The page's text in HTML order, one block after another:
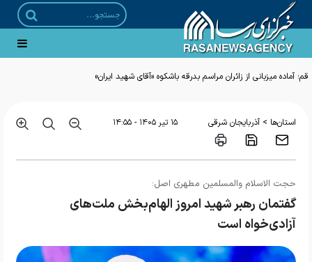
قم؛ آماده میزبانی از زائران مراسم بدرقه باشکوه «آقای شهید ایران»
استان‌ها > آذربایجان شرقی ۱۵ تير ۱۴۰۵ - ۱۴:۵۵
حجت الاسلام والمسلمین مطهری اصل:
گفتمان رهبر شهید امروز الهام‌بخش ملت‌های
آزادی‌خواه است